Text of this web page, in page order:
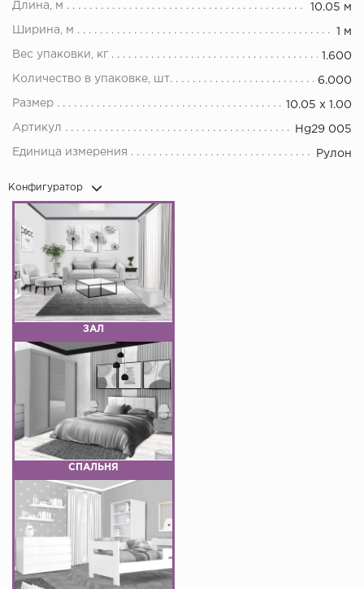
Длина, м 10.05 м
Ширина, м 1 м
Вес упаковки, кг 1.600
Количество в упаковке, шт. 6.000
Размер 10.05 х 1.00
Артикул Hg29 005
Единица измерения Рулон
Конфигуратор
ЗАЛ
СПАЛЬНЯ